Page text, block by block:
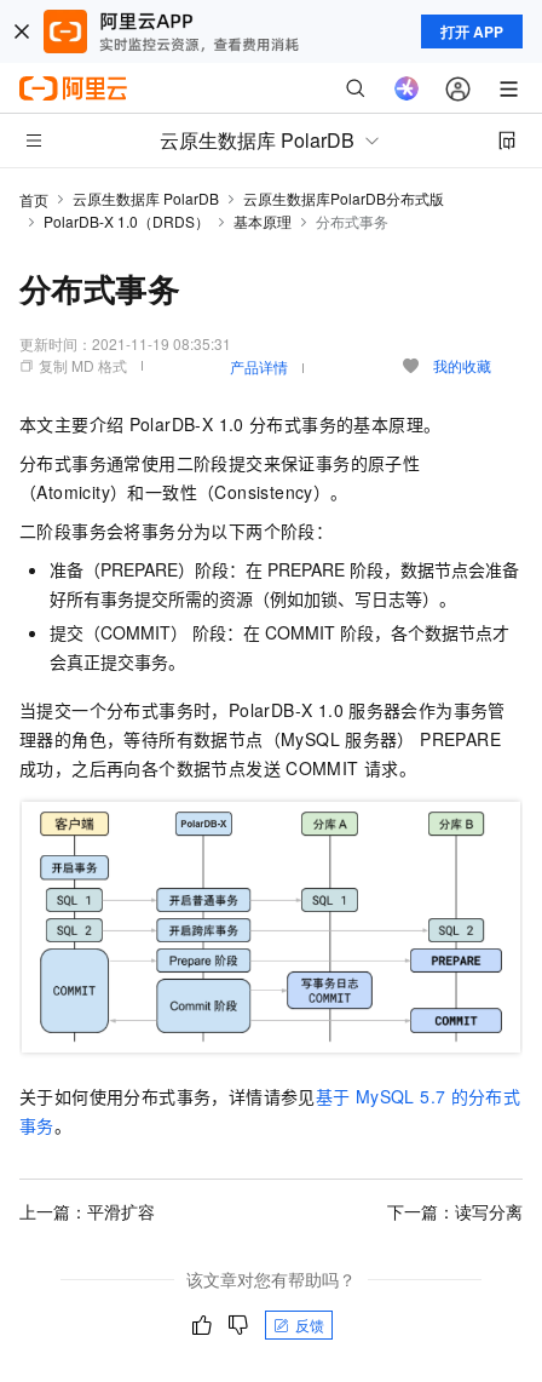
打开 APP
云原生数据库 PolarDB
首页 云原生数据库 PolarDB
云原生数据库PolarDB分布式版
PolarDB-X 1.0（DRDS）
基本原理 分布式事务
分布式事务
更新时间： 2021-11-19 08:35:31
复制 MD 格式
产品详情 我的收藏
本文主要介绍 PolarDB-X 1.0 分布式事务的基本原理。
分布式事务通常使用二阶段提交来保证事务的原子性
（Atomicity）和一致性（Consistency）。
二阶段事务会将事务分为以下两个阶段：
准备（PREPARE）阶段：在 PREPARE 阶段，数据节点会准备
好所有事务提交所需的资源（例如加锁、写日志等）。
提交（COMMIT） 阶段：在 COMMIT 阶段，各个数据节点才
会真正提交事务。
当提交一个分布式事务时， PolarDB-X 1.0 服务器会作为事务管
理器的角色，等待所有数据节点（MySQL 服务器） PREPARE
成功，之后再向各个数据节点发送 COMMIT 请求。
关于如何使用分布式事务，详情请参见基于 MySQL 5.7 的分布式
事务。
上一篇： 平滑扩容 下一篇： 读写分离
该文章对您有帮助吗？
反馈